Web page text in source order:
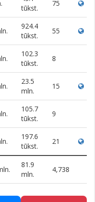
tūkst.
75
924.4
tūkst.
55
102.3
tūkst.
8
23.5
mln.
15
105.7
tūkst.
9
197.6
tūkst.
21
81.9
mln.
4,738